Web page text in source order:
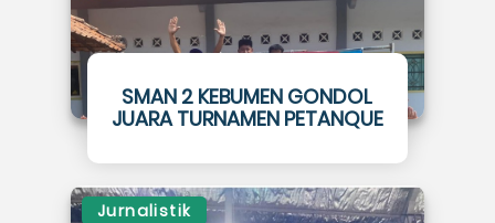
SMAN 2 KEBUMEN GONDOL
JUARA TURNAMEN PETANQUE
Jurnalistik